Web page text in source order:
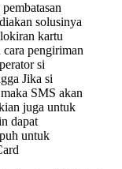
solusinya
kartu
pengiriman
si
Jika si
SMS akan
juga untuk
dapat
untuk